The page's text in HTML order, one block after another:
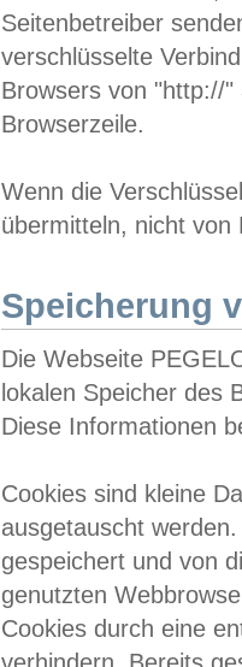
Seitenbetreiber
verschlüsselte
Browsers von "http://
Browserzeile.
Wenn die
übermitteln, nicht von
Speicherung
Die Webseite
lokalen Speicher des
Diese Informationen
Cookies sind kleine
ausgetauscht
gespeichert und von
genutzten
Cookies durch eine